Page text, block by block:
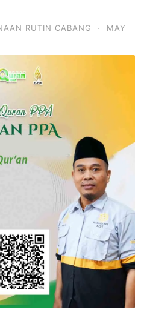
RUTIN CABANG ·
MAY